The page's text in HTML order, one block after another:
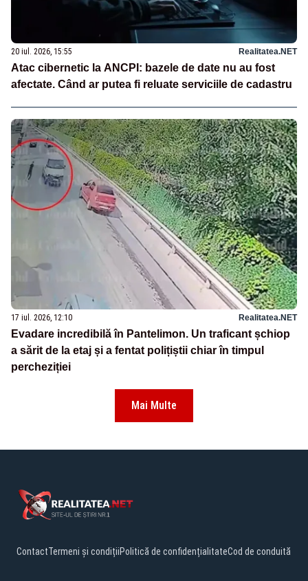
20 iul. 2026, 15:55 Realitatea.NET
Atac cibernetic la ANCPI: bazele de date nu au fost
afectate. Când ar putea fi reluate serviciile de cadastru
17 iul. 2026, 12:10 Realitatea.NET
Evadare incredibilă în Pantelimon. Un traficant șchiop
a sărit de la etaj și a fentat polițiștii chiar în timpul
percheziției
Mai Multe
ContactTermeni și condițiiPolitică de confidențialitateCod de conduită